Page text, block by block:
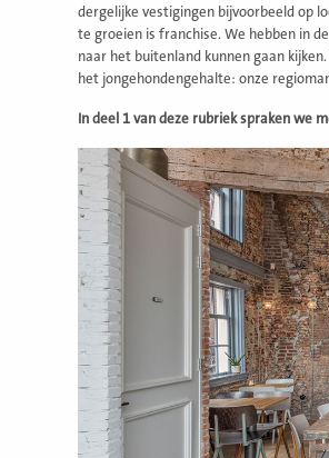
dergelijke vestigingen bijvoorbeeld op
te groeien is franchise. We hebben in
naar het buitenland kunnen gaan
het jongehondengehalte: onze
In deel 1 van deze rubriek spraken we